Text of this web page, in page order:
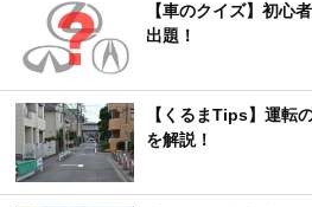
【車のクイズ】初心
出題！
【くるまTips】運転
を解説！